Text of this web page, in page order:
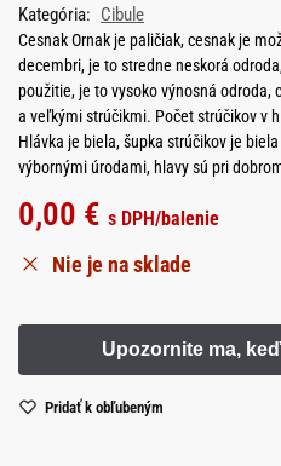
Kategória: Cibule
Cesnak Ornak je paličiak, cesnak je
decembri, je to stredne neskorá
použitie, je to vysoko výnosná
a veľkými strúčikmi. Počet strúčikov v
Hlávka je biela, šupka strúčikov je
výbornými úrodami, hlavy sú pri
0,00 € s DPH/balenie
Nie je na sklade
Pridať k obľubeným